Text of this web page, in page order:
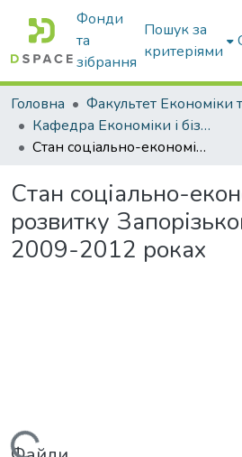
Фонди
та
зібрання
Пошук за
критеріями
Головна
Кафедра Економіки і бізнесу
Стан соціально-економічного розвитку Запорізького регіону у 2009-2012 роках
Стан соціально-
розвитку
2009-2012 роках